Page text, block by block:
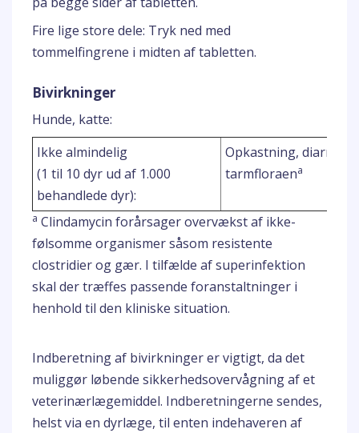
Fire lige store dele: Tryk ned med
tommelfingrene i midten af tabletten.
Bivirkninger
Hunde, katte:
Ikke almindelig
(1 til 10 dyr ud af 1.000
behandlede dyr):
Opkastning, diarré,
tarmfloraena
a Clindamycin forårsager overvækst af ikke-
følsomme organismer såsom resistente
clostridier og gær. I tilfælde af superinfektion
skal der træffes passende foranstaltninger i
henhold til den kliniske situation.
Indberetning af bivirkninger er vigtigt, da det
muliggør løbende sikkerhedsovervågning af et
veterinærlægemiddel. Indberetningerne sendes,
helst via en dyrlæge, til enten indehaveren af